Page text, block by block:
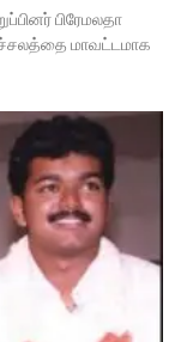
பிரேமலதா
மாவட்டமாக